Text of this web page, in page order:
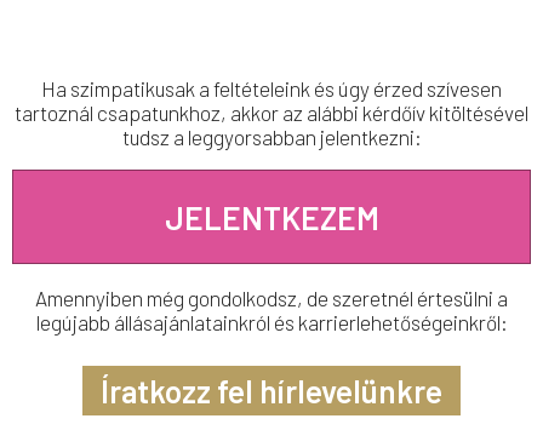
Ha szimpatikusak a feltételeink és úgy érzed szívesen
tartoznál csapatunkhoz, akkor az alábbi kérdőív kitöltésével
tudsz a leggyorsabban jelentkezni:
JELENTKEZEM
Amennyiben még gondolkodsz, de szeretnél értesülni a
legújabb állásajánlatainkról és karrierlehetőségeinkről:
Íratkozz fel hírlevelünkre